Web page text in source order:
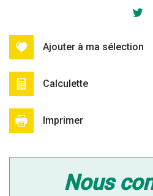
Ajouter à ma sélection
Calculette
Imprimer
nous